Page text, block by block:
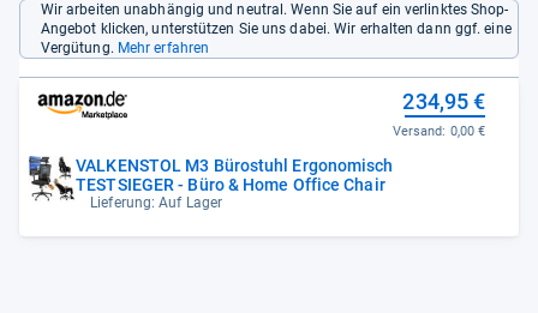
Wir arbeiten unabhängig und neutral. Wenn Sie auf ein verlinktes Shop-
Angebot klicken, unterstützen Sie uns dabei. Wir erhalten dann ggf. eine
Vergütung. Mehr erfahren
VALKENSTOL M3 Bürostuhl Ergonomisch
TESTSIEGER - Büro & Home Office Chair
Lieferung: Auf Lager
234,95 €
Versand: 0,00 €